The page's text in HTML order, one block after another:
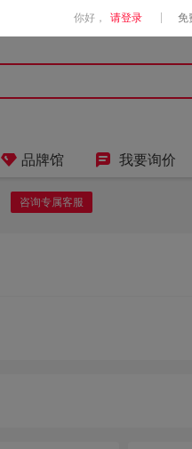
你好， 请登录 免
 品牌馆  我要询价
咨询专属客服